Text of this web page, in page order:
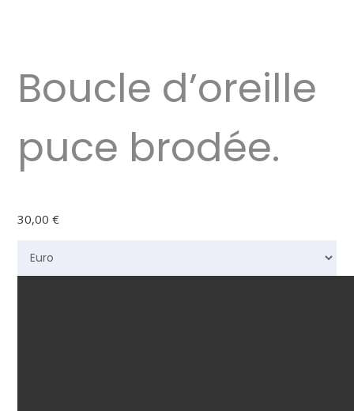
Boucle d’oreille
puce brodée.
30,00 €